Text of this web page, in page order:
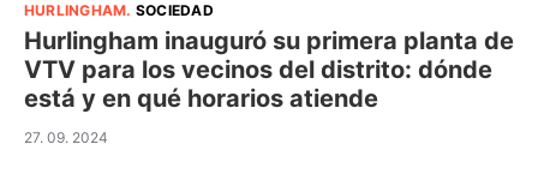
HURLINGHAM. SOCIEDAD
Hurlingham inauguró su primera planta de
VTV para los vecinos del distrito: dónde
está y en qué horarios atiende
27. 09. 2024